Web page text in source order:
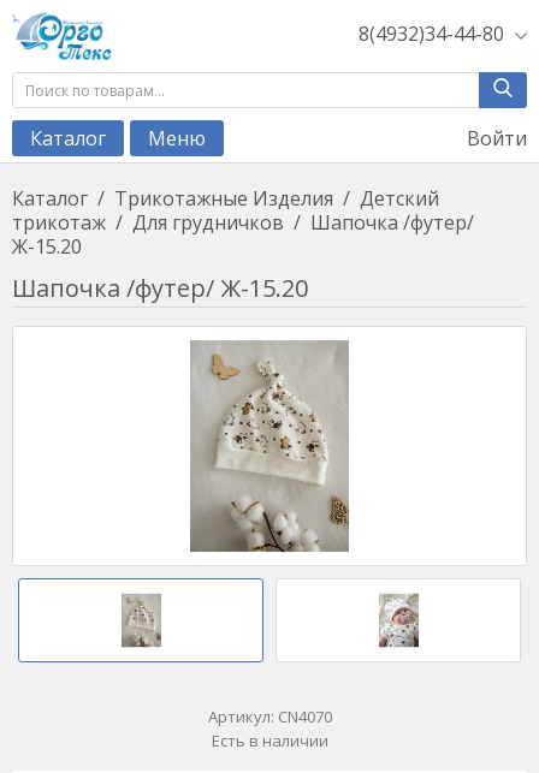
8(4932)34-44-80
Каталог Меню Войти
Каталог / Трикотажные Изделия / Детский
трикотаж / Для грудничков / Шапочка /футер/
Ж-15.20
Шапочка /футер/ Ж-15.20
Артикул: CN4070
Есть в наличии